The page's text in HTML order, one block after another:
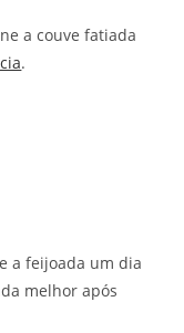
a couve fatiada
.
a feijoada um dia
melhor após